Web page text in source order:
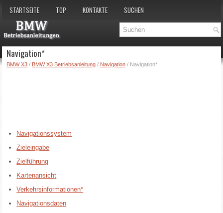
STARTSEITE TOP KONTAKTE SUCHEN
Navigation*
BMW X3 / BMW X3 Betriebsanleitung / Navigation / Navigation*
Navigationssystem
Zieleingabe
Zielführung
Kartenansicht
Verkehrsinformationen*
Navigationsdaten